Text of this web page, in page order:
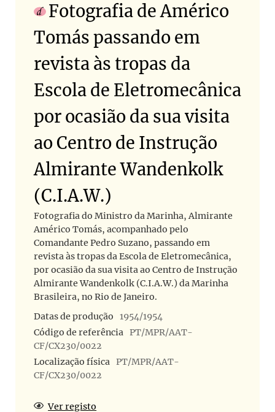
Fotografia de Américo
Tomás passando em
revista às tropas da
Escola de Eletromecânica
por ocasião da sua visita
ao Centro de Instrução
Almirante Wandenkolk
(C.I.A.W.)
Fotografia do Ministro da Marinha, Almirante
Américo Tomás, acompanhado pelo
Comandante Pedro Suzano, passando em
revista às tropas da Escola de Eletromecânica,
por ocasião da sua visita ao Centro de Instrução
Almirante Wandenkolk (C.I.A.W.) da Marinha
Brasileira, no Rio de Janeiro.
Datas de produção
1954/1954
Código de referência PT/MPR/AAT-
CF/CX230/0022
Localização física PT/MPR/AAT-
CF/CX230/0022
Ver registo